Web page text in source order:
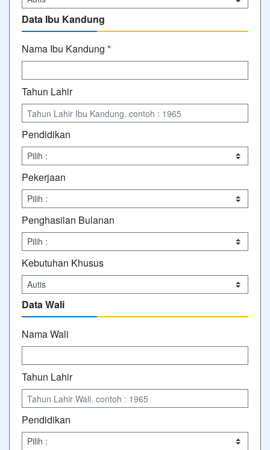
Data Ibu Kandung
Nama Ibu Kandung *
Tahun Lahir
Pendidikan
Pekerjaan
Penghasilan Bulanan
Kebutuhan Khusus
Data Wali
Nama Wali
Tahun Lahir
Pendidikan